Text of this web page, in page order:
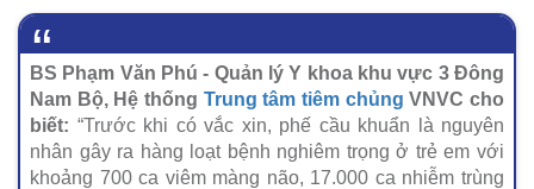
BS Phạm Văn Phú - Quản lý Y khoa khu vực 3 Đông
Nam Bộ, Hệ thống Trung tâm tiêm chủng VNVC cho
biết: “Trước khi có vắc xin, phế cầu khuẩn là nguyên
nhân gây ra hàng loạt bệnh nghiêm trọng ở trẻ em với
khoảng 700 ca viêm màng não, 17.000 ca nhiễm trùng